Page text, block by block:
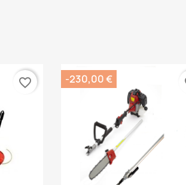
favorite_border -230,00 €